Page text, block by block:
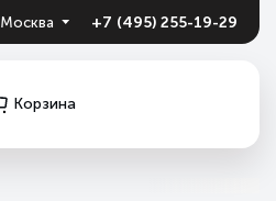
+7 (495) 255-19-29
Москва
Корзина